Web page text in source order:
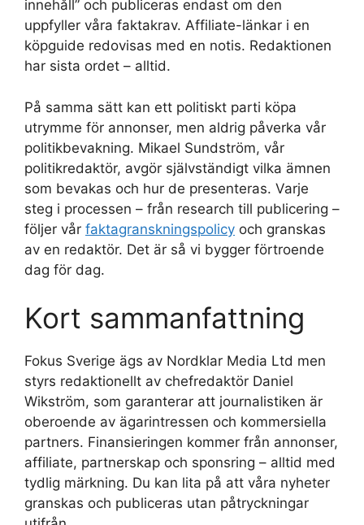
innehåll” och publiceras endast om den
uppfyller våra faktakrav. Affiliate-länkar i en
köpguide redovisas med en notis. Redaktionen
har sista ordet – alltid.
På samma sätt kan ett politiskt parti köpa
utrymme för annonser, men aldrig påverka vår
politikbevakning. Mikael Sundström, vår
politikredaktör, avgör självständigt vilka ämnen
som bevakas och hur de presenteras. Varje
steg i processen – från research till publicering –
följer vår faktagranskningspolicy och granskas
av en redaktör. Det är så vi bygger förtroende
dag för dag.
Kort sammanfattning
Fokus Sverige ägs av Nordklar Media Ltd men
styrs redaktionellt av chefredaktör Daniel
Wikström, som garanterar att journalistiken är
oberoende av ägarintressen och kommersiella
partners. Finansieringen kommer från annonser,
affiliate, partnerskap och sponsring – alltid med
tydlig märkning. Du kan lita på att våra nyheter
granskas och publiceras utan påtryckningar